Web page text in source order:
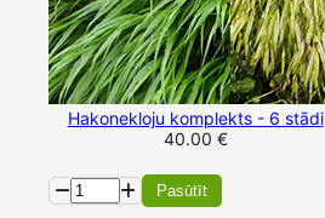
Hakonekloju komplekts - 6 stādi
40.00 €
Pasūtīt